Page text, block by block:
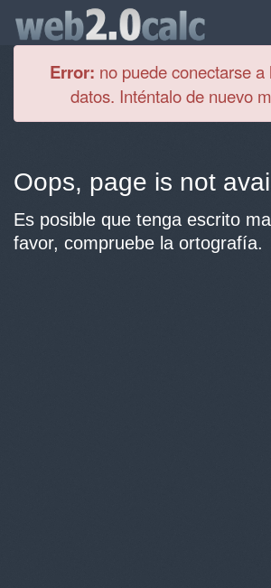
Error: no puede conectarse a
datos. Inténtalo de nuevo
Oops, page is not
Es posible que tenga escrito
favor, compruebe la ortografía.